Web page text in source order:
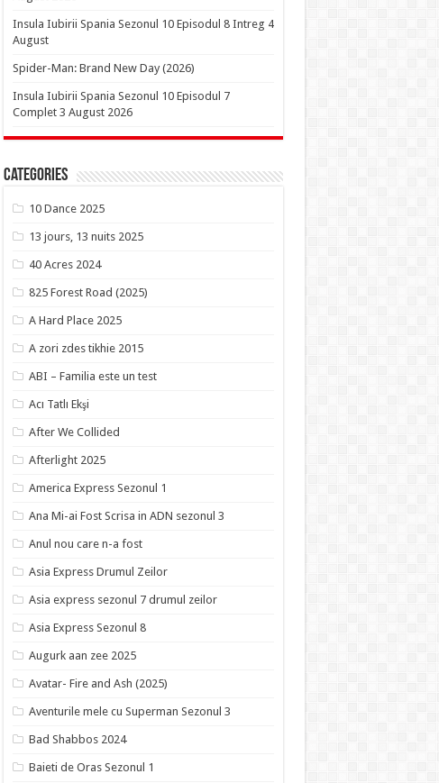
Insula Iubirii Spania Sezonul 10 Episodul 8 Intreg 4
August
Spider-Man: Brand New Day (2026)
Insula Iubirii Spania Sezonul 10 Episodul 7
Complet 3 August 2026
Categories
10 Dance 2025
13 jours, 13 nuits 2025
40 Acres 2024
825 Forest Road (2025)
A Hard Place 2025
A zori zdes tikhie 2015
ABI – Familia este un test
Acı Tatlı Ekşi
After We Collided
Afterlight 2025
America Express Sezonul 1
Ana Mi-ai Fost Scrisa in ADN sezonul 3
Anul nou care n-a fost
Asia Express Drumul Zeilor
Asia express sezonul 7 drumul zeilor
Asia Express Sezonul 8
Augurk aan zee 2025
Avatar- Fire and Ash (2025)
Aventurile mele cu Superman Sezonul 3
Bad Shabbos 2024
Baieti de Oras Sezonul 1